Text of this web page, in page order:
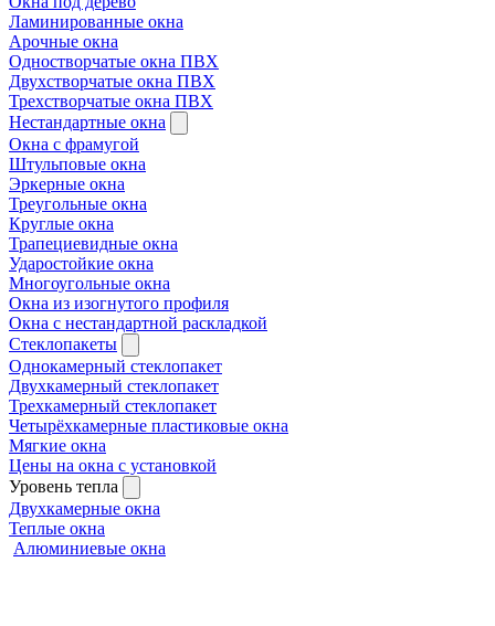
Ламинированные окна
Арочные окна
Одностворчатые окна ПВХ
Двухстворчатые окна ПВХ
Трехстворчатые окна ПВХ
Нестандартные окна
Окна с фрамугой
Штульповые окна
Эркерные окна
Треугольные окна
Круглые окна
Трапециевидные окна
Ударостойкие окна
Многоугольные окна
Окна из изогнутого профиля
Окна с нестандартной раскладкой
Стеклопакеты
Однокамерный стеклопакет
Двухкамерный стеклопакет
Трехкамерный стеклопакет
Четырёхкамерные пластиковые окна
Мягкие окна
Цены на окна с установкой
Уровень тепла
Двухкамерные окна
Теплые окна
Алюминиевые окна